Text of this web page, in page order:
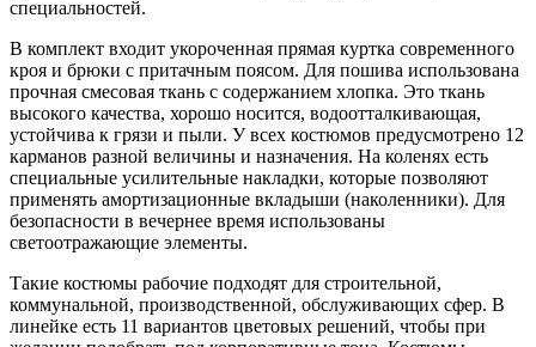
специальностей.
В комплект входит укороченная прямая куртка современного
кроя и брюки с притачным поясом. Для пошива использована
прочная смесовая ткань с содержанием хлопка. Это ткань
высокого качества, хорошо носится, водоотталкивающая,
устойчива к грязи и пыли. У всех костюмов предусмотрено 12
карманов разной величины и назначения. На коленях есть
специальные усилительные накладки, которые позволяют
применять амортизационные вкладыши (наколенники). Для
безопасности в вечернее время использованы
светоотражающие элементы.
Такие костюмы рабочие подходят для строительной,
коммунальной, производственной, обслуживающих сфер. В
линейке есть 11 вариантов цветовых решений, чтобы при